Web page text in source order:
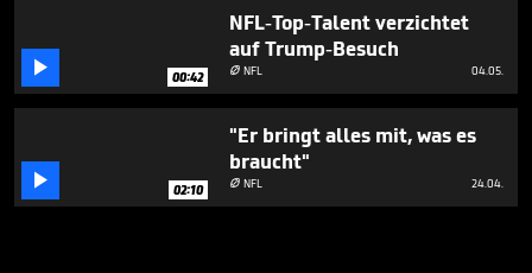
 00:42
NFL-Top-Talent verzichtet
auf Trump-Besuch
 NFL 04.05.
 02:10
"Er bringt alles mit, was es
braucht"
 NFL 24.04.